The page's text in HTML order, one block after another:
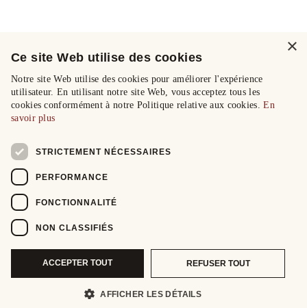
×
Ce site Web utilise des cookies
Notre site Web utilise des cookies pour améliorer l'expérience
utilisateur. En utilisant notre site Web, vous acceptez tous les
cookies conformément à notre Politique relative aux cookies.En
savoir plus
STRICTEMENT NÉCESSAIRES
PERFORMANCE
FONCTIONNALITÉ
NON CLASSIFIÉS
ACCEPTER TOUT REFUSER TOUT
AFFICHER LES DÉTAILS